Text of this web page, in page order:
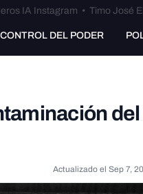
IA Instagram • Timo José
CONTROL DEL PODER
Actualizado el Sep 7,